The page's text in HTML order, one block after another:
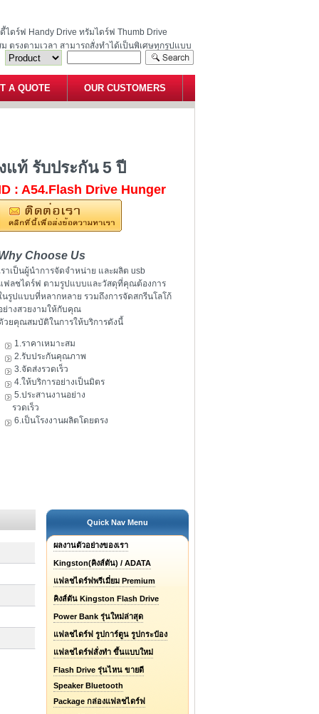
ดร์ฟ Handy Drive ทรัมไดร์ฟ Thumb Drive
ตรงตามเวลา สามารถสั่งทำได้เป็นพิเศษทุกรูปแบบ
A QUOTE OUR CUSTOMERS
ของแท้ รับประกัน 5 ปี
ท้ รับประกัน 5 ปี
: A54.Flash Drive Hunger
Choose Us
ราเป็นผู้นำการจัดจำหน่าย และผลิต usb
ฟลชไดร์ฟ ตามรูปแบบและวัสดุที่คุณต้องการ
นรูปแบบที่หลากหลาย รวมถึงการจัดสกรีนโลโก้
ย่างสวยงามให้กับคุณ
วยคุณสมบัติในการให้บริการดังนี้
1.ราคาเหมาะสม
2.รับประกันคุณภาพ
3.จัดส่งรวดเร็ว
4.ให้บริการอย่างเป็นมิตร
5.ประสานงานอย่าง
รวดเร็ว
6.เป็นโรงงานผลิตโดยตรง
Quick Nav Menu
ผลงานตัวอย่างของเรา
Kingston(คิงส์ตัน) / ADATA
แฟลชไดร์ฟพรีเมี่ยม Premium
คิงส์ตัน Kingston Flash Drive
Power Bank รุ่นใหม่ล่าสุด
แฟลชไดร์ฟ รูปการ์ตูน รูปกระป๋อง
แฟลชไดร์ฟสั่งทำ ขึ้นแบบใหม่
Flash Drive รุ่นไหน ขายดี
Speaker Bluetooth
Package กล่องแฟลชไดร์ฟ